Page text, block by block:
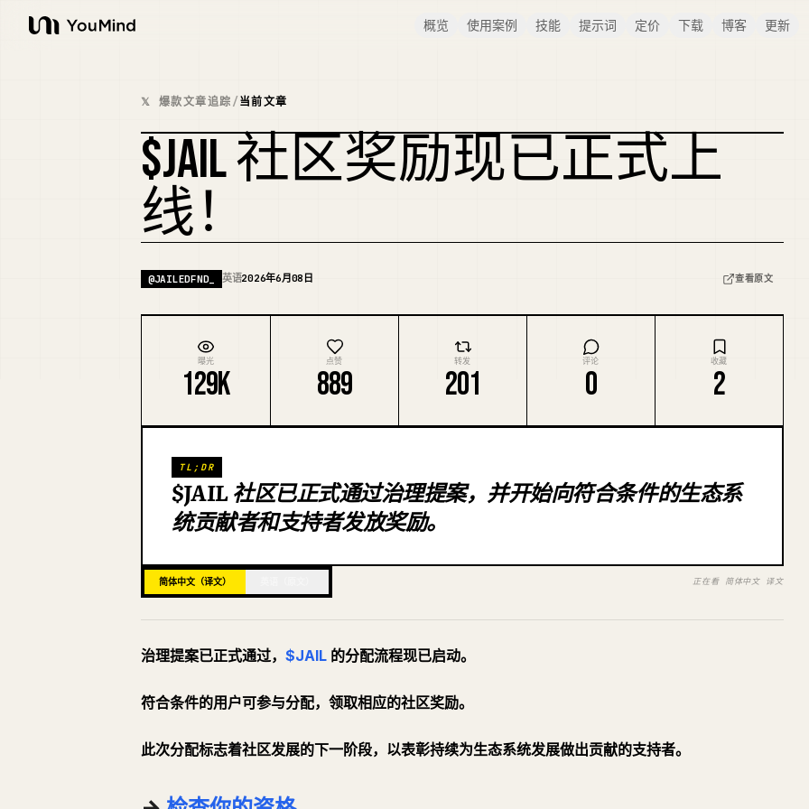
YouMind
概览 使用案例 技能 提示词 定价 下载 博客 更新
𝕏 爆款文章追踪/当前文章
$JAIL 社区奖励现已正式上
线！
@JAILEDFND_ 英语2026年6月08日 查看原文
曝光
129K
点赞
889
转发
201
评论
0
收藏
2
TL;DR
$JAIL 社区已正式通过治理提案，并开始向符合条件的生态系
统贡献者和支持者发放奖励。
简体中文（译文） 正在看 简体中文 译文
治理提案已正式通过， $JAIL 的分配流程现已启动。
符合条件的用户可参与分配，领取相应的社区奖励。
此次分配标志着社区发展的下一阶段，以表彰持续为生态系统发展做出贡献的支持者。